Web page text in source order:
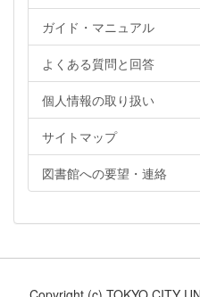
ガイド・マニュアル
よくある質問と回答
個人情報の取り扱い
サイトマップ
図書館への要望・連絡